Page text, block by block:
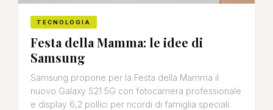
TECNOLOGIA
Festa della Mamma: le idee di
Samsung
Samsung propone per la Festa della Mamma il
nuovo Galaxy S21 5G con fotocamera professionale
e display 6,2 pollici per ricordi di famiglia speciali.